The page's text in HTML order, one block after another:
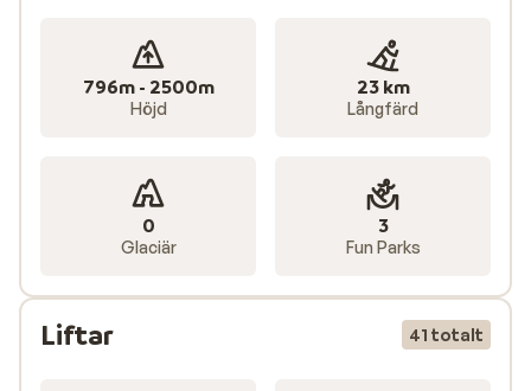
796m - 2500m
Höjd
23 km
Långfärd
0
Glaciär
3
Fun Parks
Liftar 41 totalt